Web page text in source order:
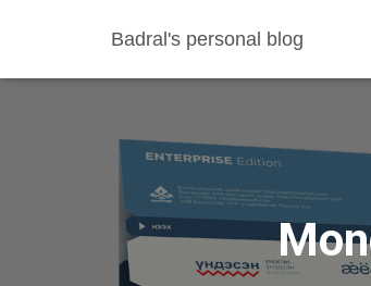
Badral's personal blog